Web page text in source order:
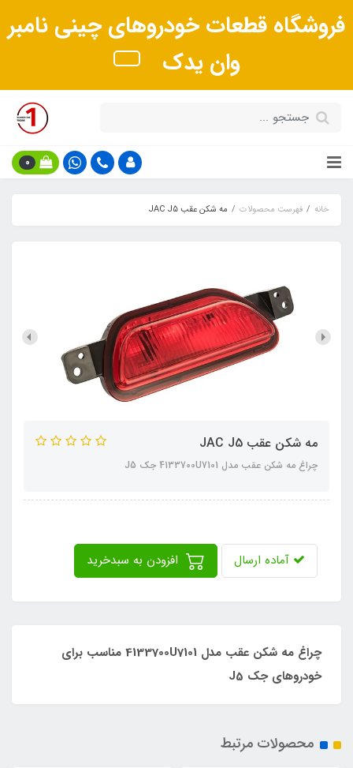
فروشگاه قطعات خودروهای چینی نامبر
وان یدک
0
خانه فهرست محصولات مه شکن عقب JAC J5
مه شکن عقب JAC J5
چراغ مه شکن عقب مدل 4133700U7101 جک J5
آماده ارسال
چراغ مه شکن عقب مدل 4133700U7101 مناسب برای
خودروهای جک J5
محصولات مرتبط